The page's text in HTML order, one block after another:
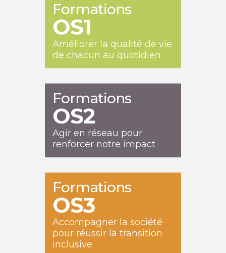
Formations
OS1
Améliorer la qualité de vie
de chacun au quotidien
Formations
OS2
Agir en réseau pour
renforcer notre impact
Formations
OS3
Accompagner la société
pour réussir la transition
inclusive